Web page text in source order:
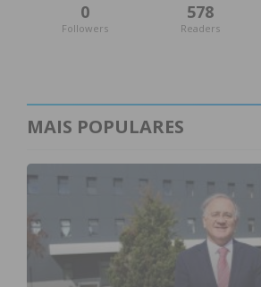
0
Followers
578
Readers
MAIS POPULARES